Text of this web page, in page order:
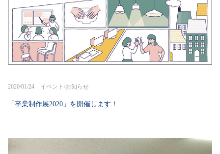
2020/01/24 イベント/お知らせ
「卒業制作展2020」を開催します！